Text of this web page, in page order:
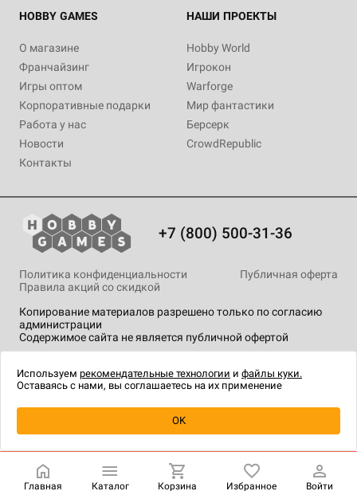
Уведомить о наличии
HOBBY GAMES
О магазине
Франчайзинг
Игры оптом
Корпоративные подарки
Работа у нас
Новости
Контакты
НАШИ ПРОЕКТЫ
Hobby World
Игрокон
Warforge
Мир фантастики
Берсерк
CrowdRepublic
+7 (800) 500-31-36
Копирование материалов разрешено только по согласию
администрации
Содержимое сайта не является публичной офертой
Политика конфиденциальности
Публичная оферта
Правила акций со скидкой
технологии.
Главная Каталог Корзина Избранное Войти
Используем рекомендательные технологии и файлы куки.
Оставаясь с нами, вы соглашаетесь на их применение
OK